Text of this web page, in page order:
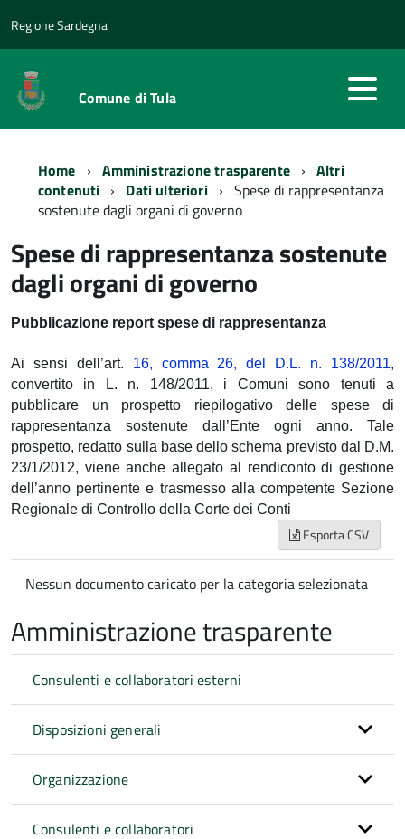
Regione Sardegna
Comune di Tula
Home Amministrazione trasparente
Altri
contenuti
Dati ulteriori
Spese di rappresentanza
sostenute dagli organi di governo
Spese di rappresentanza sostenute
dagli organi di governo
Pubblicazione report spese di rappresentanza
Ai sensi dell’art. 16, comma 26, del D.L. n. 138/2011,
convertito in L. n. 148/2011, i Comuni sono tenuti a
pubblicare un prospetto riepilogativo delle spese di
rappresentanza sostenute dall’Ente ogni anno. Tale
prospetto, redatto sulla base dello schema previsto dal D.M.
23/1/2012, viene anche allegato al rendiconto di gestione
dell’anno pertinente e trasmesso alla competente Sezione
Regionale di Controllo della Corte dei Conti
Esporta CSV
Nessun documento caricato per la categoria selezionata
Amministrazione trasparente
Consulenti e collaboratori esterni
Disposizioni generali
Organizzazione
Consulenti e collaboratori